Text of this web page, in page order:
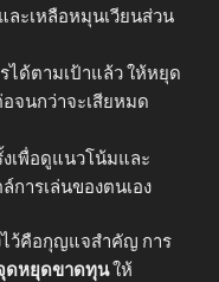
ละเหลือหมุนเวียนส่วน
ได้ตามเป้าแล้ว ให้หยุด
จนกว่าจะเสียหมด
เพื่อดูแนวโน้มและ
การเล่นของตนเอง
ไว้คือกุญแจสำคัญ การ
ดหยุดขาดทุนให้